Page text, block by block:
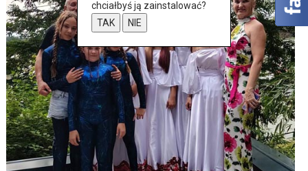
chciałbyś ją zainstalować?
TAK
NIE